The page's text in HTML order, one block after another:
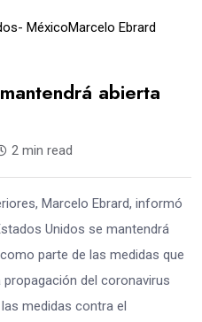
MéxicoMarcelo Ebrard
abierta
2 min read
Marcelo Ebrard, informó
Unidos se mantendrá
parte de las medidas que
del coronavirus
medidas contra el